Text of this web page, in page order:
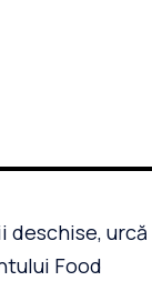
deschise, urcă
Food